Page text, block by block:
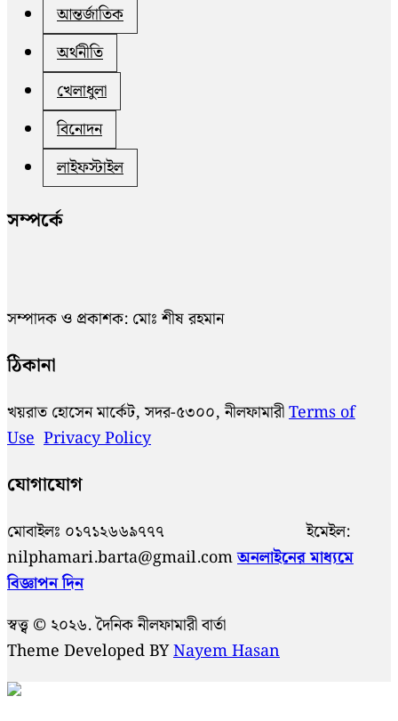
আন্তর্জাতিক
অর্থনীতি
খেলাধুলা
বিনোদন
লাইফস্টাইল
সম্পর্কে
সম্পাদক ও প্রকাশক: মোঃ শীষ রহমান
ঠিকানা
খয়রাত হোসেন মার্কেট, সদর-৫৩০০, নীলফামারীTerms of
Use Privacy Policy
যোগাযোগ
মোবাইলঃ ০১৭১২৬৬৯৭৭৭ ইমেইল:
nilphamari.barta@gmail.comঅনলাইনের মাধ্যমে
বিজ্ঞাপন দিন
স্বত্ত্ব © ২০২৬. দৈনিক নীলফামারী বার্তা
Theme Developed BYNayem Hasan